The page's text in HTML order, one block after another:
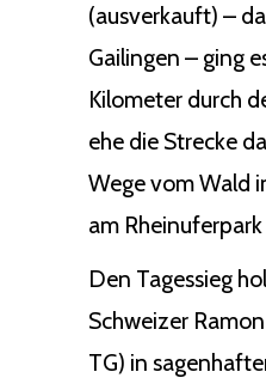
(ausverkauft) –
Gailingen – ging
Kilometer durch
ehe die Strecke
Wege vom Wald
am
Den Tagessieg
Schweizer
TG) in